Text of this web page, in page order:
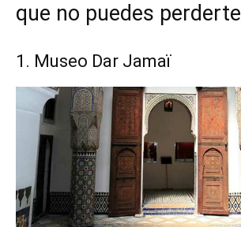
que no puedes perderte
1. Museo Dar Jamaï